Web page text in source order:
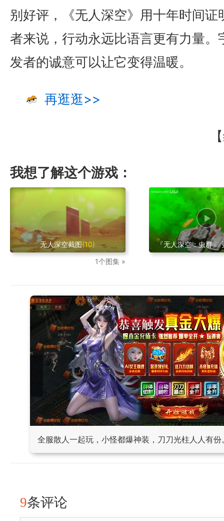
别好评，《无人深空》用十年时间证
者来说，行动永远比语言更有力量。
发者的诚意可以让它变得温暖。
再逛逛>>
我想了解这个游戏：
无人深空截图(10)
1个图集 »
『无人深空：虫群』
全服散人一起玩，小怪都爆神装，刀刀光柱人人有份
9条评论